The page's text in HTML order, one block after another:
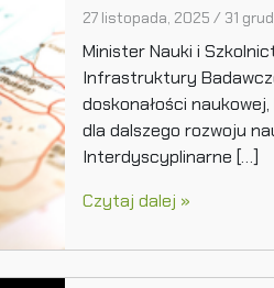
27 listopada, 2025 / 31
Minister Nauki i
Infrastruktury
doskonałości
dla dalszego rozwoju
Interdyscyplinarne […]
Czytaj dalej »